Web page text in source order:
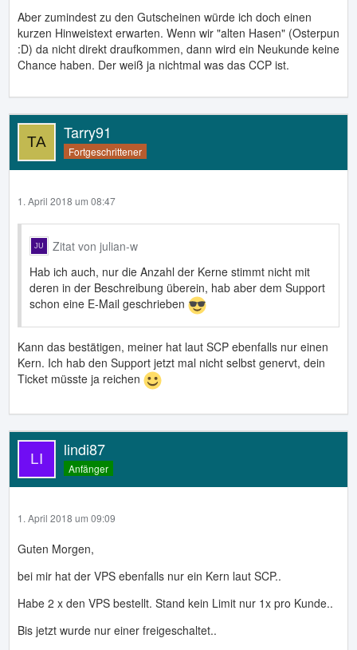
Aber zumindest zu den Gutscheinen würde ich doch einen
kurzen Hinweistext erwarten. Wenn wir "alten Hasen" (Osterpun
:D) da nicht direkt draufkommen, dann wird ein Neukunde keine
Chance haben. Der weiß ja nichtmal was das CCP ist.
Tarry91
Fortgeschrittener
1. April 2018 um 08:47
Zitat von julian-w
Hab ich auch, nur die Anzahl der Kerne stimmt nicht mit
deren in der Beschreibung überein, hab aber dem Support
schon eine E-Mail geschrieben
Kann das bestätigen, meiner hat laut SCP ebenfalls nur einen
Kern. Ich hab den Support jetzt mal nicht selbst genervt, dein
Ticket müsste ja reichen
lindi87
Anfänger
1. April 2018 um 09:09
Guten Morgen,
bei mir hat der VPS ebenfalls nur ein Kern laut SCP..
Habe 2 x den VPS bestellt. Stand kein Limit nur 1x pro Kunde..
Bis jetzt wurde nur einer freigeschaltet..